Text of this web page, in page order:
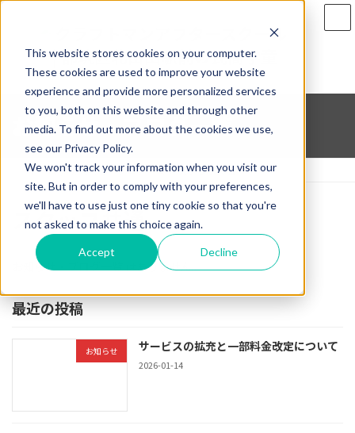
This website stores cookies on your computer.
These cookies are used to improve your website
experience and provide more personalized services
to you, both on this website and through other
media. To find out more about the cookies we use,
see our Privacy Policy.
We won't track your information when you visit our
site. But in order to comply with your preferences,
we'll have to use just one tiny cookie so that you're
not asked to make this choice again.
Accept Decline
コナ
お知らせ・ブログ一覧
ホーム お知らせ・ブログ一覧 スタッフ共通
スタッフ共通
お知らせ・ブログ一覧 はありません。
最近の投稿
お知らせ サービスの拡充と一部料金改定について
2026-01-14